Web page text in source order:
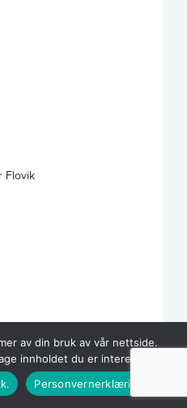
Flovik
av din bruk av vår nettside.
innholdet du er interessert i.
Personvernerklæring